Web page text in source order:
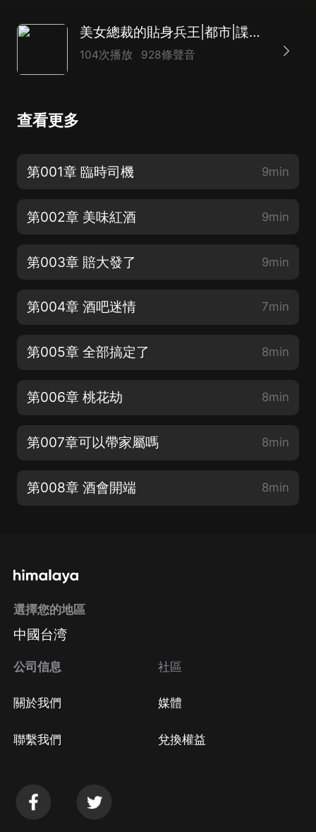
美女總裁的貼身兵王|都市|諜戰特工|AI多播
104次播放 928條聲音
查看更多
第001章 臨時司機 9min
第002章 美味紅酒 9min
第003章 賠大發了 9min
第004章 酒吧迷情 7min
第005章 全部搞定了 8min
第006章 桃花劫 8min
第007章可以帶家屬嗎 8min
第008章 酒會開端 8min
選擇您的地區
中國台湾
公司信息
關於我們
聯繫我們
社區
媒體
兌換權益